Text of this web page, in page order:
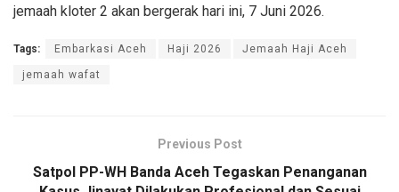
jemaah kloter 2 akan bergerak hari ini, 7 Juni 2026.
Tags: Embarkasi Aceh Haji 2026 Jemaah Haji Aceh
jemaah wafat
Previous Post
Satpol PP-WH Banda Aceh Tegaskan Penanganan